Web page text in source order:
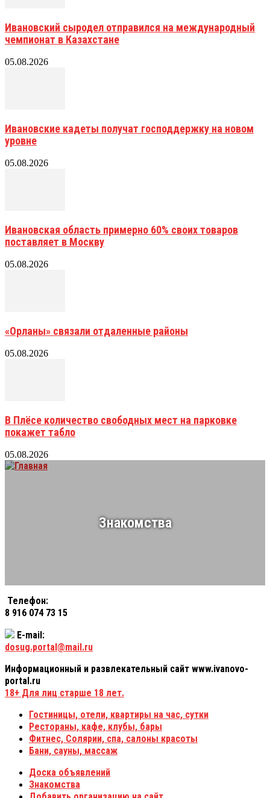
Ивановский сыродел отправился на международный
чемпионат в Казахстане
05.08.2026
Ивановские кадеты получат господдержку на новом
уровне
05.08.2026
Ивановская область примерно 60% своих товаров
поставляет в Москву
05.08.2026
«Орланы» связали отдаленные районы
05.08.2026
В Плёсе количество свободных мест на парковке
покажет табло
05.08.2026
Знакомства
Телефон:
8 916 074 73 15
E-mail:
dosug.portal@mail.ru
Информационный и развлекательный сайт www.ivanovo-
portal.ru
18+ Для лиц старше 18 лет.
Гостиницы, отели, квартиры на час, сутки
Рестораны, кафе, клубы, бары
Фитнес, Солярии, спа, салоны красоты
Бани, сауны, массаж
Доска объявлений
Знакомства